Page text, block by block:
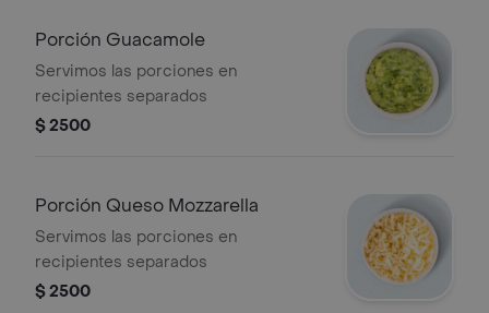
Porción Guacamole
Servimos las porciones en
recipientes separados
$ 2500
Porción Queso Mozzarella
Servimos las porciones en
recipientes separados
$ 2500